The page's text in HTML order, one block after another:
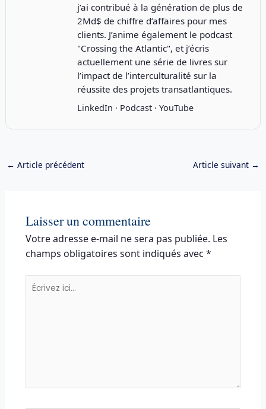
j’ai contribué à la génération de plus de
2Md$ de chiffre d’affaires pour mes
clients. J’anime également le podcast
"Crossing the Atlantic", et j’écris
actuellement une série de livres sur
l’impact de l’interculturalité sur la
réussite des projets transatlantiques.
LinkedIn · Podcast· YouTube
← Article précédent Article suivant →
Laisser un commentaire
Votre adresse e-mail ne sera pas publiée. Les
champs obligatoires sont indiqués avec *
Écrivez